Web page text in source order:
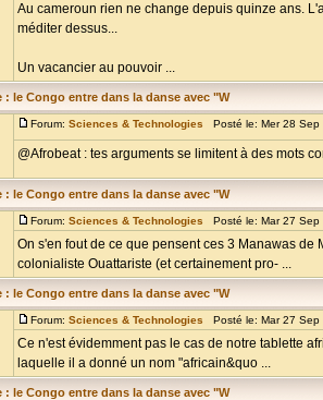
Au cameroun rien ne change depuis quinze ans.
méditer dessus...
Un vacancier au pouvoir ...
: le Congo entre dans la danse avec "W
Forum: Sciences & Technologies Posté le: Mer 28
@Afrobeat : tes arguments se limitent à des mots
: le Congo entre dans la danse avec "W
Forum: Sciences & Technologies Posté le: Mar 27
On s'en fout de ce que pensent ces 3 Manawas
colonialiste Ouattariste (et certainement pro- ...
: le Congo entre dans la danse avec "W
Forum: Sciences & Technologies Posté le: Mar 27
Ce n'est évidemment pas le cas de notre tablette
laquelle il a donné un nom "africain&quo ...
: le Congo entre dans la danse avec "W